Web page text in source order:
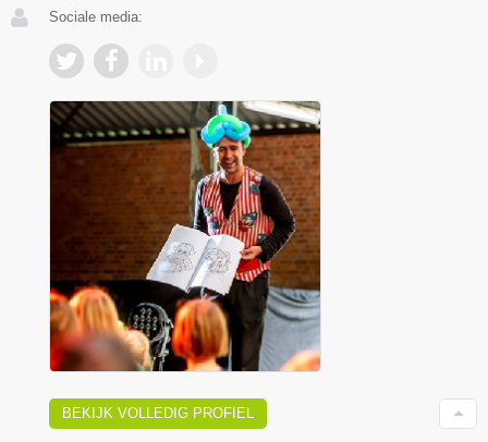
Sociale media:
BEKIJK VOLLEDIG PROFIEL